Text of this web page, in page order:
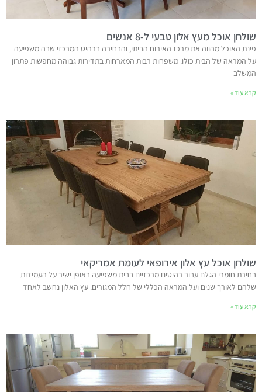
שולחן אוכל מעץ אלון טבעי ל-8 אנשים
פינת האוכל מהווה את מרכז האירוח הביתי, והבחירה ברהיט המרכזי שבה משפיעה
על המראה של הבית כולו. משפחות רבות המארחות בתדירות גבוהה מחפשות פתרון
המשלב
קרא עוד »
שולחן אוכל עץ אלון אירופאי לעומת אמריקאי
בחירת חומרי הגלם עבור רהיטים מרכזיים בבית משפיעה באופן ישיר על העמידות
שלהם לאורך שנים ועל המראה הכללי של חלל המגורים. עץ האלון נחשב לאחד
קרא עוד »